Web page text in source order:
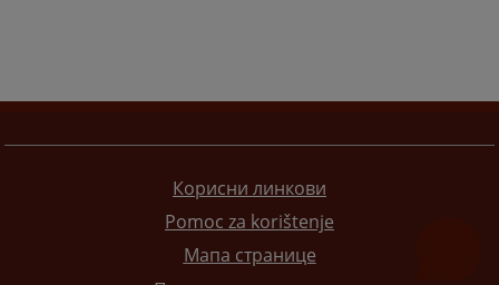
Корисни линкови
Pomoc za korištenje
Мапа странице